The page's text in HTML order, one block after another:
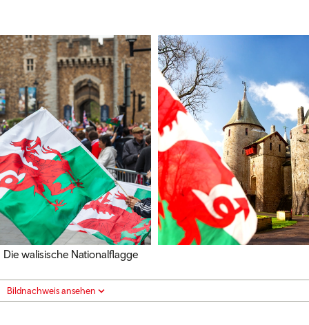
Die walisische Nationalflagge
Bildnachweis ansehen